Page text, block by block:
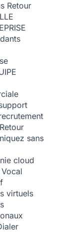
Retour
Retour
sans
cloud
virtuels